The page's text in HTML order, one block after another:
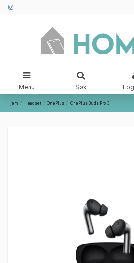
Menu Søk
Hjem Headset OnePlus OnePlus Buds Pro 3